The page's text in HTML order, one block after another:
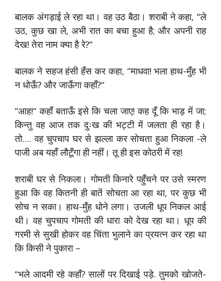
बालक अंगड़ाई ले रहा था। वह उठ बैठा। शराबी ने कहा, “ले
उठ, कुछ खा ले, अभी रात का बचा हुआ है; और अपनी राह
देख! तेरा नाम क्या है रे?“
बालक ने सहज हंसी हँस कर कहा, “माधवा! भला हाथ-मुँह भी
न धोऊँ? और जाऊँगा कहाँ?“
“आह!“ कहाँ बताऊँ इसे कि चला जाए! कह दूँ कि भाड़ में जा;
किन्तु वह आज तक दुःख की भट्टी में जलता ही रहा है।
तो…. वह चुपचाप घर से झल्ला कर सोचता हुआ निकला -ले
पाजी अब यहाँ लौटूँगा ही नहीं। तू ही इस कोठरी में रह!
शराबी घर से निकला। गोमती किनारे पहुँचने पर उसे स्मरण
हुआ कि वह कितनी ही बातें सोचता आ रहा था, पर कुछ भी
सोच न सका। हाथ-मुँह धोने लगा। उजली धूप निकल आई
थी। वह चुपचाप गोमती की धारा को देख रहा था। धूप की
गरमी से सुखी होकर वह चिंता भुलाने का प्रयत्न कर रहा था
कि किसी ने पुकारा –
“भले आदमी रहे कहाँ? सालों पर दिखाई पड़े. तुमको खोजते-